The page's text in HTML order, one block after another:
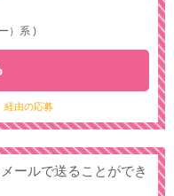
）系 )
経由の応募
ールで送ることができ